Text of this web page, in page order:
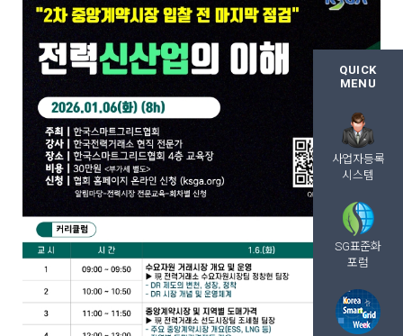
QUICK
MENU
사업자등록
시스템
SG표준화
포럼